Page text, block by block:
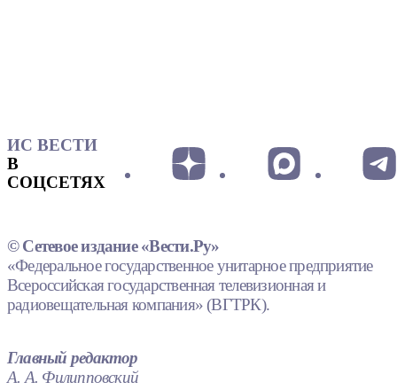
ИС ВЕСТИ
В
СОЦСЕТЯХ
© Сетевое издание «Вести.Ру»
«Федеральное государственное унитарное предприятие
Всероссийская государственная телевизионная и
радиовещательная компания» (ВГТРК).
Главный редактор
А. А. Филипповский